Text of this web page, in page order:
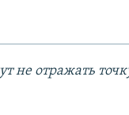
не отражать